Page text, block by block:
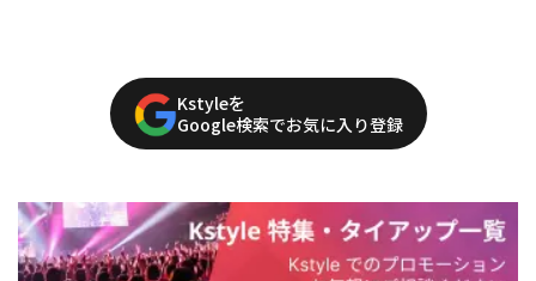
Kstyleを
Google検索でお気に入り登録